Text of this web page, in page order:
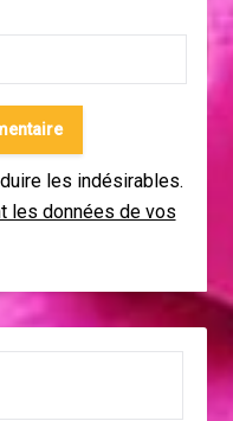
les indésirables.
les données de vos